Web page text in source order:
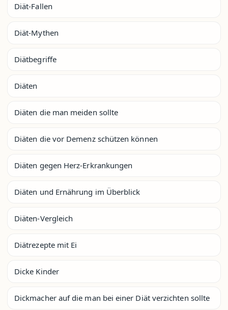
Diät-Fallen
Diät-Mythen
Diätbegriffe
Diäten
Diäten die man meiden sollte
Diäten die vor Demenz schützen können
Diäten gegen Herz-Erkrankungen
Diäten und Ernährung im Überblick
Diäten-Vergleich
Diätrezepte mit Ei
Dicke Kinder
Dickmacher auf die man bei einer Diät verzichten sollte